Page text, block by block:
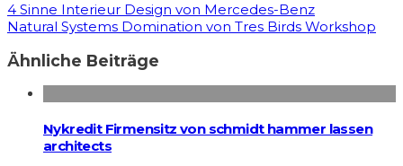
4 Sinne Interieur Design von Mercedes-Benz
Natural Systems Domination von Tres Birds Workshop
Ähnliche Beiträge
Nykredit Firmensitz von schmidt hammer lassen
architects